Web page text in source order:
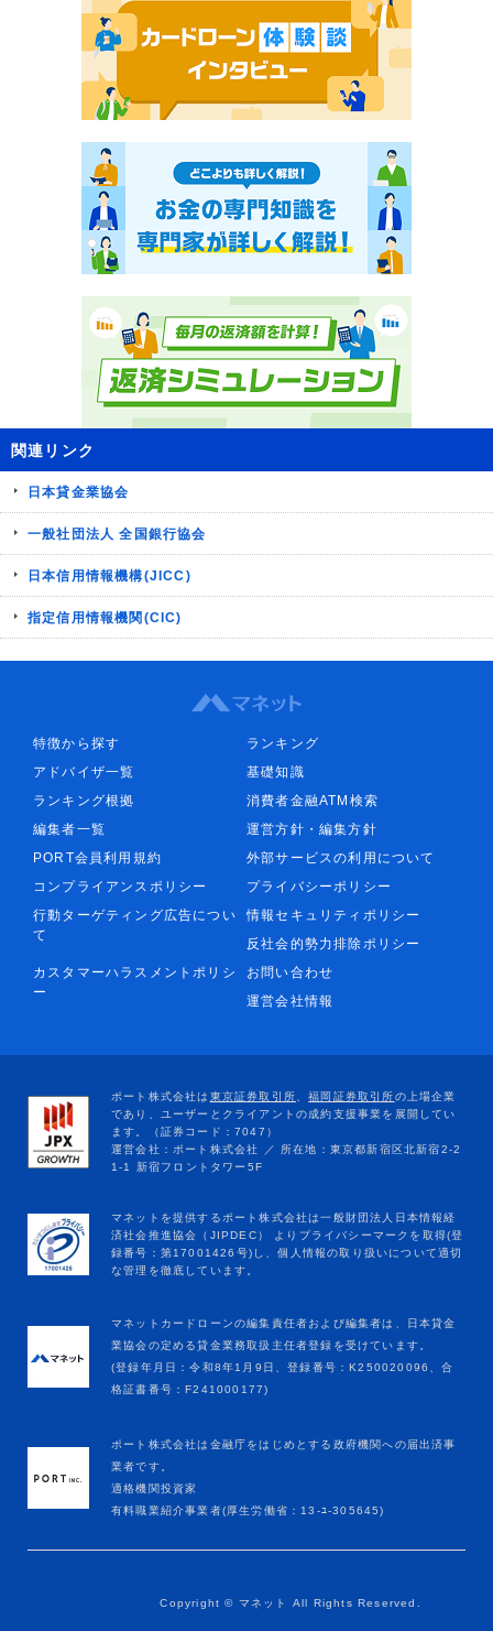
関連リンク
日本貸金業協会
一般社団法人 全国銀行協会
日本信用情報機構(JICC)
指定信用情報機関(CIC)
特徴から探す
ランキング
アドバイザ一覧
基礎知識
ランキング根拠
消費者金融ATM検索
編集者一覧
運営方針・編集方針
PORT会員利用規約
外部サービスの利用について
コンプライアンスポリシー
プライバシーポリシー
行動ターゲティング広告につい
て
情報セキュリティポリシー
反社会的勢力排除ポリシー
カスタマーハラスメントポリシ
ー
お問い合わせ
運営会社情報
マネットカードローンの編集責任者および編集者は、日本貸金
業協会の定める貸金業務取扱主任者登録を受けています。
(登録年月日：令和8年1月9日、登録番号：K250020096、合
格証書番号：F241000177)
ポート株式会社は金融庁をはじめとする政府機関への届出済事
業者です。
適格機関投資家
有料職業紹介事業者(厚生労働省：13-ﾕ-305645)